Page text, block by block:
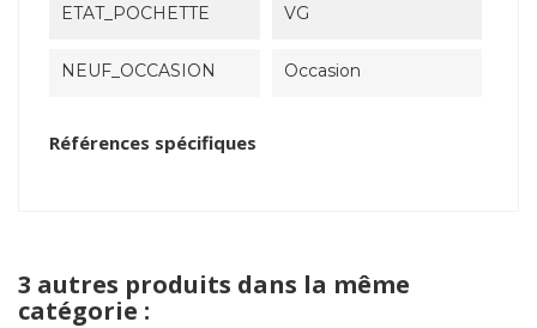
ETAT_POCHETTE VG
NEUF_OCCASION Occasion
Références spécifiques
3 autres produits dans la même
catégorie :